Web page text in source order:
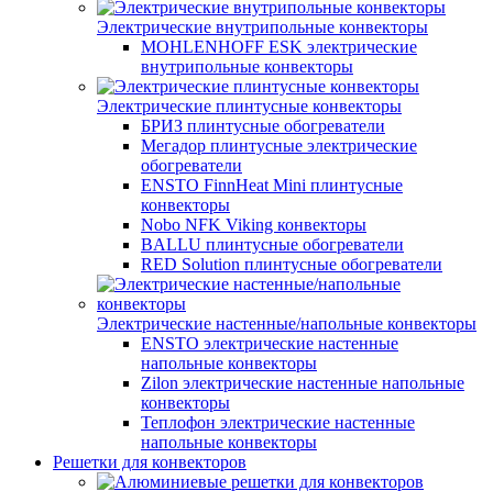
Электрические внутрипольные конвекторы
MOHLENHOFF ESK электрические
внутрипольные конвекторы
Электрические плинтусные конвекторы
БРИЗ плинтусные обогреватели
Мегадор плинтусные электрические
обогреватели
ENSTO FinnHeat Mini плинтусные
конвекторы
Nobo NFK Viking конвекторы
BALLU плинтусные обогреватели
RED Solution плинтусные обогреватели
Электрические настенные/напольные конвекторы
ENSTO электрические настенные
напольные конвекторы
Zilon электрические настенные напольные
конвекторы
Теплофон электрические настенные
напольные конвекторы
Решетки для конвекторов